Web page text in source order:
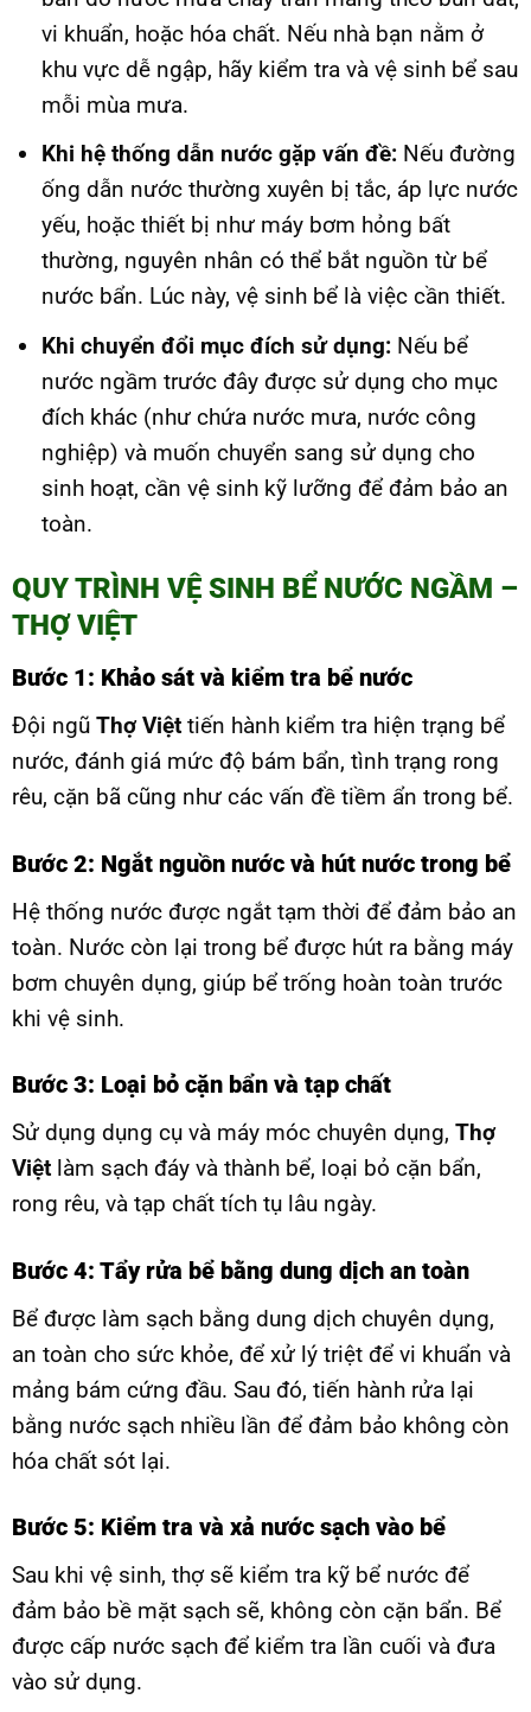
vi khuẩn, hoặc hóa chất. Nếu nhà bạn nằm ở
khu vực dễ ngập, hãy kiểm tra và vệ sinh bể sau
mỗi mùa mưa.
Khi hệ thống dẫn nước gặp vấn đề: Nếu đường
ống dẫn nước thường xuyên bị tắc, áp lực nước
yếu, hoặc thiết bị như máy bơm hỏng bất
thường, nguyên nhân có thể bắt nguồn từ bể
nước bẩn. Lúc này, vệ sinh bể là việc cần thiết.
Khi chuyển đổi mục đích sử dụng: Nếu bể
nước ngầm trước đây được sử dụng cho mục
đích khác (như chứa nước mưa, nước công
nghiệp) và muốn chuyển sang sử dụng cho
sinh hoạt, cần vệ sinh kỹ lưỡng để đảm bảo an
toàn.
QUY TRÌNH VỆ SINH BỂ NƯỚC NGẦM –
THỢ VIỆT
Bước 1: Khảo sát và kiểm tra bể nước
Đội ngũ Thợ Việt tiến hành kiểm tra hiện trạng bể
nước, đánh giá mức độ bám bẩn, tình trạng rong
rêu, cặn bã cũng như các vấn đề tiềm ẩn trong bể.
Bước 2: Ngắt nguồn nước và hút nước trong bể
Hệ thống nước được ngắt tạm thời để đảm bảo an
toàn. Nước còn lại trong bể được hút ra bằng máy
bơm chuyên dụng, giúp bể trống hoàn toàn trước
khi vệ sinh.
Bước 3: Loại bỏ cặn bẩn và tạp chất
Sử dụng dụng cụ và máy móc chuyên dụng, Thợ
Việt làm sạch đáy và thành bể, loại bỏ cặn bẩn,
rong rêu, và tạp chất tích tụ lâu ngày.
Bước 4: Tẩy rửa bể bằng dung dịch an toàn
Bể được làm sạch bằng dung dịch chuyên dụng,
an toàn cho sức khỏe, để xử lý triệt để vi khuẩn và
mảng bám cứng đầu. Sau đó, tiến hành rửa lại
bằng nước sạch nhiều lần để đảm bảo không còn
hóa chất sót lại.
Bước 5: Kiểm tra và xả nước sạch vào bể
Sau khi vệ sinh, thợ sẽ kiểm tra kỹ bể nước để
đảm bảo bề mặt sạch sẽ, không còn cặn bẩn. Bể
được cấp nước sạch để kiểm tra lần cuối và đưa
vào sử dụng.